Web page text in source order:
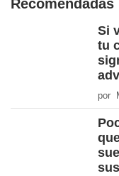
Recomendadas
Si
tu
por